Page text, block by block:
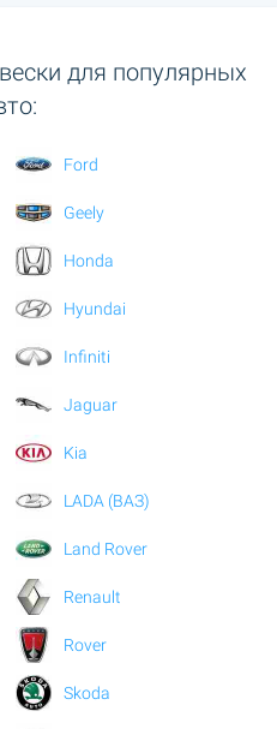
для популярных
Ford
Geely
Honda
Hyundai
Infiniti
Jaguar
Kia
LADA (ВАЗ)
Land Rover
Renault
Rover
Skoda